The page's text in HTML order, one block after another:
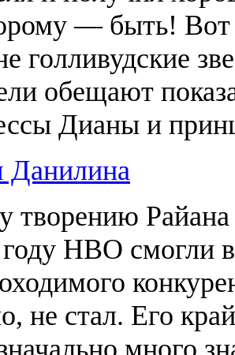
— быть! Вот
голливудские
обещают
Дианы и
творению
HBO смогли
не стал. Его
много